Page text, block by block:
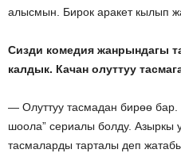
алысмын. Бирок аракет кылып
Сизди комедия жанрындагы
калдык. Качан олуттуу
— Олуттуу тасмадан бирөө бар.
шоола” сериалы болду. Азыркы
тасмаларды тарталы деп